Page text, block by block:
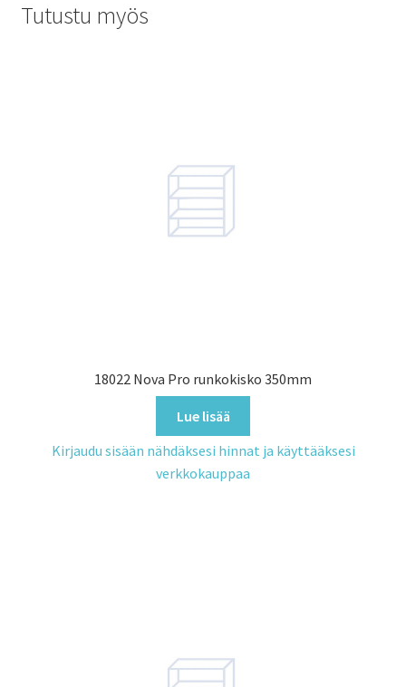
Tutustu myös
18022 Nova Pro runkokisko 350mm
Lue lisää
Kirjaudu sisään nähdäksesi hinnat ja käyttääksesi
verkkokauppaa